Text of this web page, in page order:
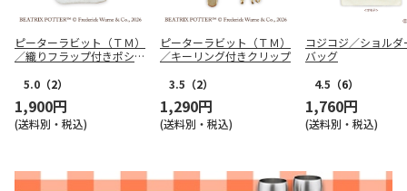
ピーターラビット（ＴＭ）
／織りフラップ付きポシェ
5.0 （2）
1,900円
(送料別・税込)
ピーターラビット（ＴＭ）
／キーリング付きクリップ
3.5 （2）
1,290円
(送料別・税込)
コジコジ／ショルダ
バッグ
4.5 （6）
1,760円
(送料別・税込)